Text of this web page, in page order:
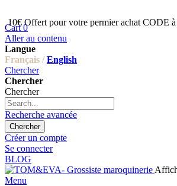
10€ Offert pour votre permier achat CODE
Cart 0
Aller au contenu
Langue
Français / English
Chercher
Chercher
Chercher
Recherche avancée
Chercher
Créer un compte
Se connecter
BLOG
Menu